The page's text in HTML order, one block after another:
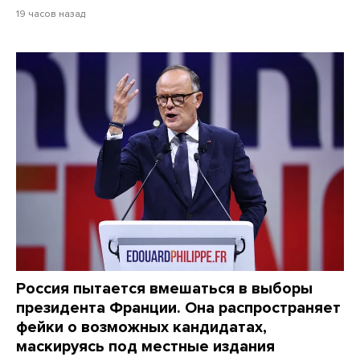
19 часов назад
Россия пытается вмешаться в выборы
президента Франции. Она распространяет
фейки о возможных кандидатах,
маскируясь под местные издания